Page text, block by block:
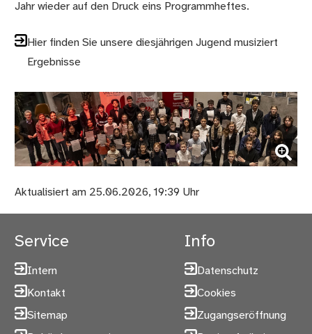
Jahr wieder auf den Druck eins Programmheftes.
Hier finden Sie unsere diesjährigen Jugend musiziert
Ergebnisse
(Bild vergrößern)
Aktualisiert am 25.06.2026, 19:39 Uhr
Service
Intern
Kontakt
Sitemap
Info
Datenschutz
Cookies
Zugangseröffnung